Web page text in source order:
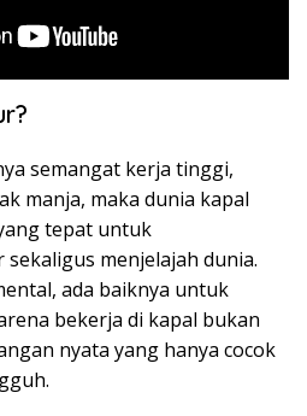
semangat kerja tinggi,
manja, maka dunia kapal
tepat untuk
menjelajah dunia.
ada baiknya untuk
bekerja di kapal bukan
nyata yang hanya cocok